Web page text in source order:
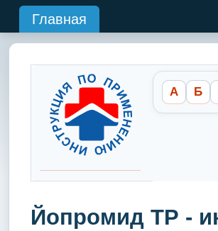
Главная
А Б
Йопромид ТР -